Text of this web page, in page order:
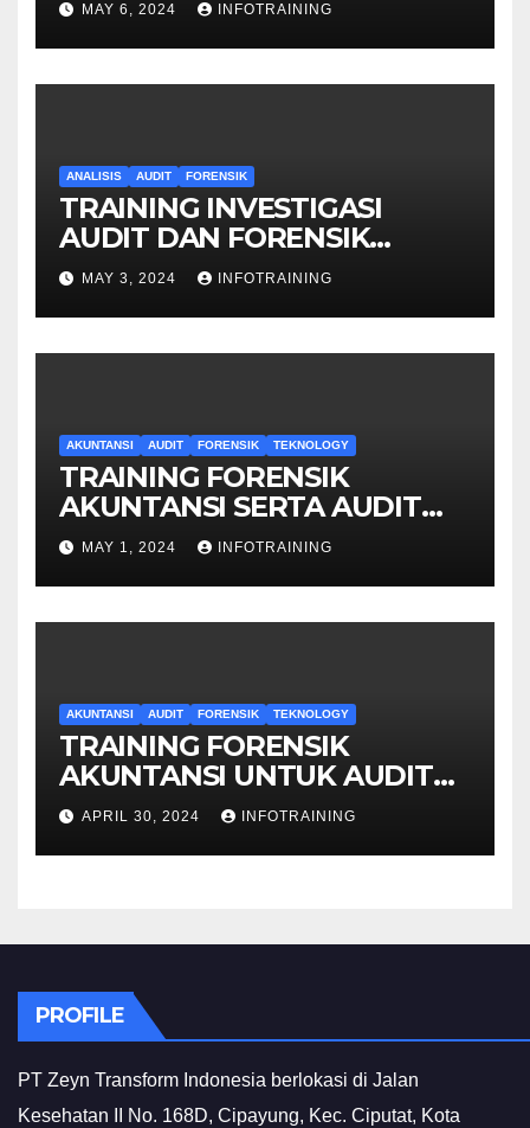
MAY 6, 2024 INFOTRAINING
ANALISIS AUDIT FORENSIK
TRAINING INVESTIGASI
AUDIT DAN FORENSIK
KEUANGAN
MAY 3, 2024 INFOTRAINING
AKUNTANSI AUDIT FORENSIK TEKNOLOGY
TRAINING FORENSIK
AKUNTANSI SERTA AUDIT
PENYELIDIKAN
MAY 1, 2024 INFOTRAINING
AKUNTANSI AUDIT FORENSIK TEKNOLOGY
TRAINING FORENSIK
AKUNTANSI UNTUK AUDIT
INVESTIGATIF
APRIL 30, 2024 INFOTRAINING
PROFILE
PT Zeyn Transform Indonesia berlokasi di Jalan
Kesehatan II No. 168D, Cipayung, Kec. Ciputat, Kota